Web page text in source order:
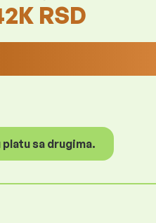
RSD
sa drugima.